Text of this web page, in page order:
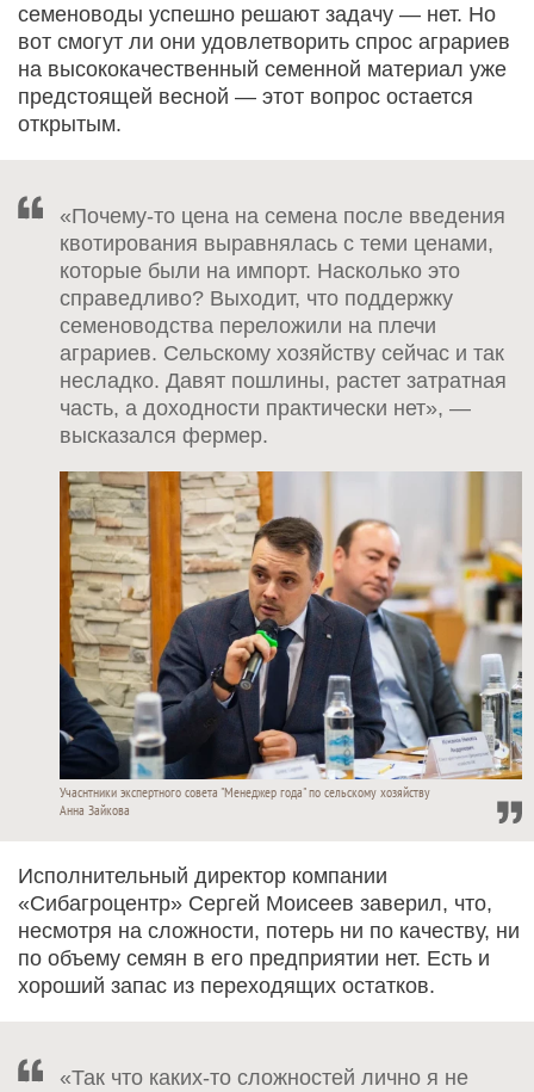
семеноводы успешно решают задачу — нет. Но
вот смогут ли они удовлетворить спрос аграриев
на высококачественный семенной материал уже
предстоящей весной — этот вопрос остается
открытым.
«Почему-то цена на семена после введения
квотирования выравнялась с теми ценами,
которые были на импорт. Насколько это
справедливо? Выходит, что поддержку
семеноводства переложили на плечи
аграриев. Сельскому хозяйству сейчас и так
несладко. Давят пошлины, растет затратная
часть, а доходности практически нет», —
высказался фермер.
Учаснтники экспертного совета "Менеджер года" по сельскому хозяйству
Анна Зайкова
Исполнительный директор компании
«Сибагроцентр» Сергей Моисеев заверил, что,
несмотря на сложности, потерь ни по качеству, ни
по объему семян в его предприятии нет. Есть и
хороший запас из переходящих остатков.
«Так что каких-то сложностей лично я не